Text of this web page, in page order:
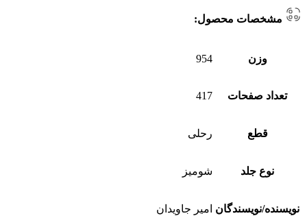
مشخصات محصول:
وزن 954
تعداد صفحات 417
قطع رحلی
نوع جلد شومیز
نویسنده/نویسندگان امیر جاویدان